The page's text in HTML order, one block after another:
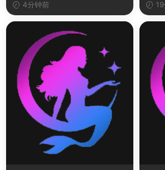
4分钟前